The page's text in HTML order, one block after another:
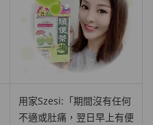
用家Szesi:「期間沒有任何
不適或肚痛，翌日早上有便